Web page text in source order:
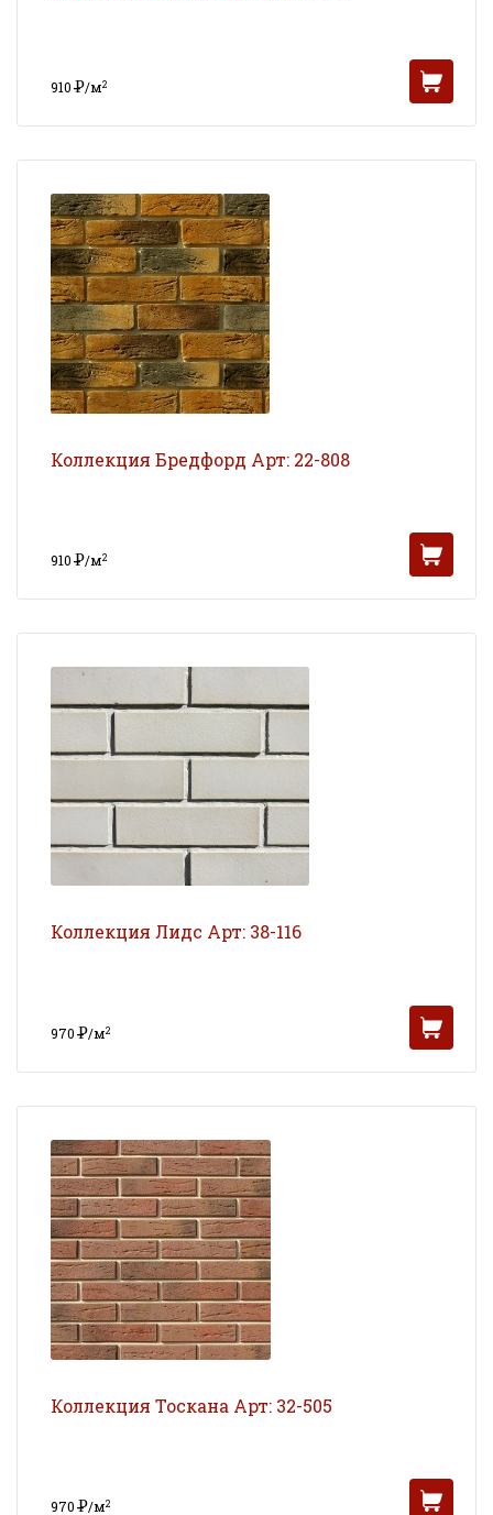
910Р/м2
Коллекция Бредфорд Арт: 22-808
910Р/м2
Коллекция Лидс Арт: 38-116
970Р/м2
Коллекция Тоскана Арт: 32-505
970Р/м2